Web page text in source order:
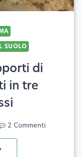
SUOLO
di
in tre
2 Commenti